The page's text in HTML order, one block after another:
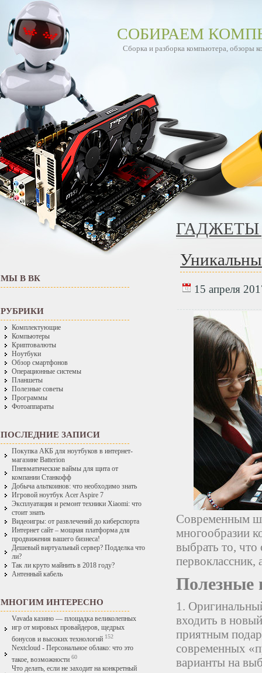
СОБИРАЕМ
Сборка и разборка компьютера, обзоры
МЫ В ВК
РУБРИКИ
Комплектующие
Компьютеры
Криптовалюты
Ноутбуки
Обзор смартфонов
Операционные системы
Планшеты
Полезные советы
Программы
Фотоаппараты
ПОСЛЕДНИЕ ЗАПИСИ
Покупка АКБ для ноутбуков в интернет-
магазине Batterion
Пневматические ваймы для щита от
компании Станкофф
Добыча альткоинов: что необходимо знать
Игровой ноутбук Acer Aspire 7
Эксплуатация и ремонт техники Xiaomi: что
стоит знать
Видеоигры: от развлечений до киберспорта
Интернет сайт – мощная платформа для
продвижения вашего бизнеса!
Дешевый виртуальный сервер? Подделка что
ли?
Так ли круто майнить в 2018 году?
Антенный кабель
МНОГИМ ИНТЕРЕСНО
Vavada казино — площадка великолепных
игр от мировых провайдеров, щедрых
бонусов и высоких технологий 152
Nextcloud - Персональное облако: что это
такое, возможности 60
Что делать, если не заходит на конкретный
ГАДЖЕТЫ
15 апреля
Современным
многообразии
выбрать то,
первоклассник,
Полезные
1.
входить в
приятным
современных
варианты на